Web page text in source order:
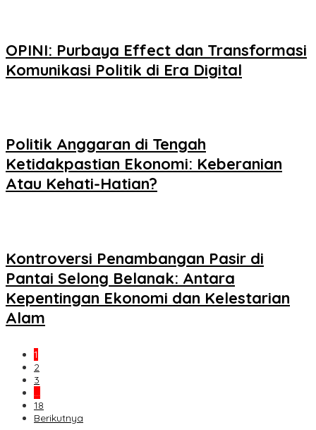
OPINI: Purbaya Effect dan Transformasi
Komunikasi Politik di Era Digital
Politik Anggaran di Tengah
Ketidakpastian Ekonomi: Keberanian
Atau Kehati-Hatian?
Kontroversi Penambangan Pasir di
Pantai Selong Belanak: Antara
Kepentingan Ekonomi dan Kelestarian
Alam
1
2
3
…
18
Berikutnya